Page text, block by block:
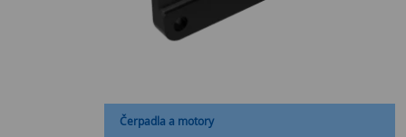
Čerpadla a motory